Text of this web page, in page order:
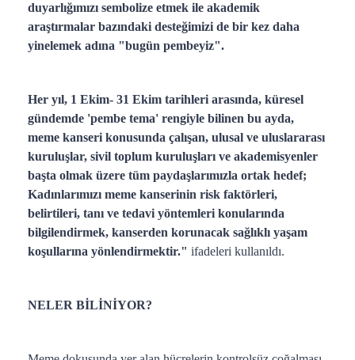
duyarlığımızı sembolize etmek ile akademik
araştırmalar bazındaki desteğimizi de bir kez daha
yinelemek adına "bugün pembeyiz".
Her yıl, 1 Ekim- 31 Ekim tarihleri arasında, küresel
gündemde 'pembe tema' rengiyle bilinen bu ayda,
meme kanseri konusunda çalışan, ulusal ve uluslararası
kuruluşlar, sivil toplum kuruluşları ve akademisyenler
başta olmak üzere tüm paydaşlarımızla ortak hedef;
Kadınlarımızı meme kanserinin risk faktörleri,
belirtileri, tanı ve tedavi yöntemleri konularında
bilgilendirmek, kanserden korunacak sağlıklı yaşam
koşullarına yönlendirmektir." ifadeleri kullanıldı.
NELER BİLİNİYOR?